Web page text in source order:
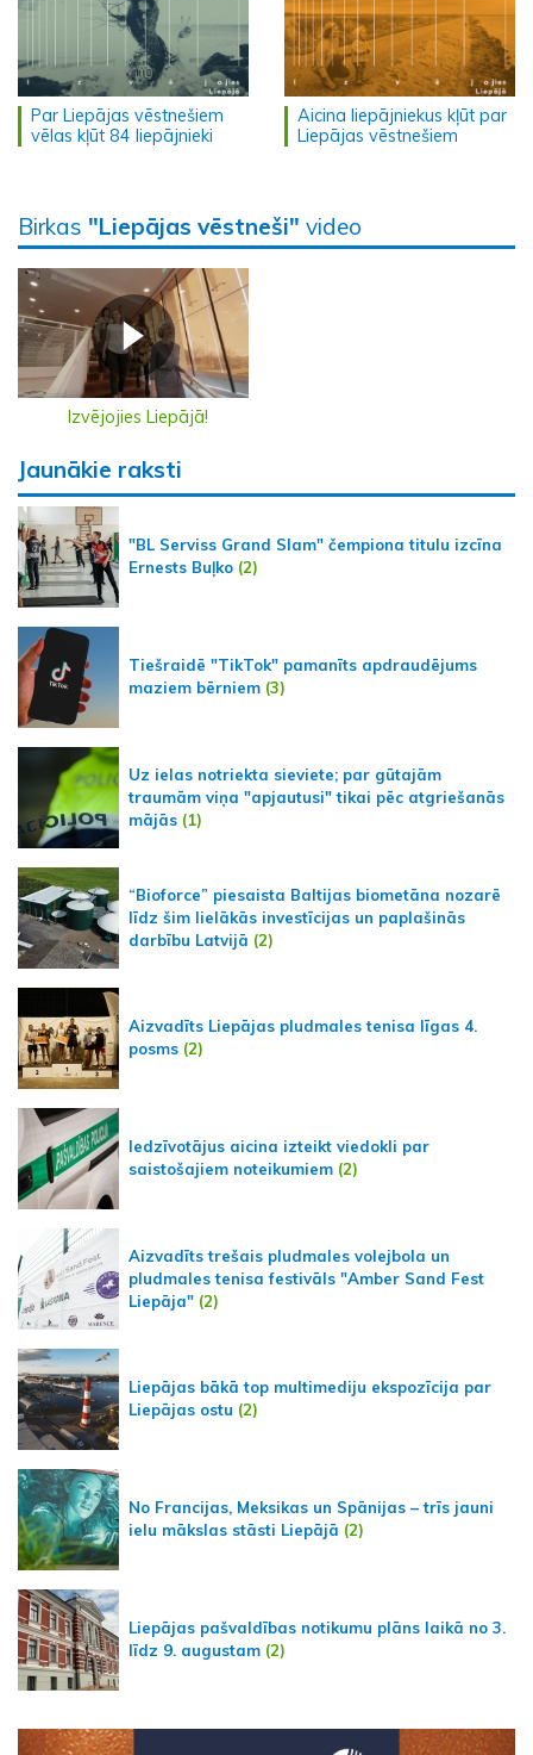
Par Liepājas vēstnešiem
vēlas kļūt 84 liepājnieki
Aicina liepājniekus kļūt par
Liepājas vēstnešiem
Birkas "Liepājas vēstneši" video
Izvējojies Liepājā!
Jaunākie raksti
"BL Serviss Grand Slam" čempiona titulu izcīna
Ernests Buļko (2)
Tiešraidē "TikTok" pamanīts apdraudējums
maziem bērniem (3)
Uz ielas notriekta sieviete; par gūtajām
traumām viņa "apjautusi" tikai pēc atgriešanās
mājās (1)
“Bioforce” piesaista Baltijas biometāna nozarē
līdz šim lielākās investīcijas un paplašinās
darbību Latvijā (2)
Aizvadīts Liepājas pludmales tenisa līgas 4.
posms (2)
Iedzīvotājus aicina izteikt viedokli par
saistošajiem noteikumiem (2)
Aizvadīts trešais pludmales volejbola un
pludmales tenisa festivāls "Amber Sand Fest
Liepāja" (2)
Liepājas bākā top multimediju ekspozīcija par
Liepājas ostu (2)
No Francijas, Meksikas un Spānijas – trīs jauni
ielu mākslas stāsti Liepājā (2)
Liepājas pašvaldības notikumu plāns laikā no 3.
līdz 9. augustam (2)